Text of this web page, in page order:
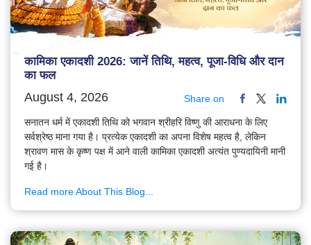
कामिका एकादशी 2026: जानें तिथि, महत्व, पूजा-विधि और दान
का फल
August 4, 2026 Share on
सनातन धर्म में एकादशी तिथि को भगवान श्रीहरि विष्णु की आराधना के लिए
सर्वश्रेष्ठ माना गया है। प्रत्येक एकादशी का अपना विशेष महत्व है, लेकिन
श्रावण मास के कृष्ण पक्ष में आने वाली कामिका एकादशी अत्यंत पुण्यदायिनी मानी
गई है।
Read more About This Blog...